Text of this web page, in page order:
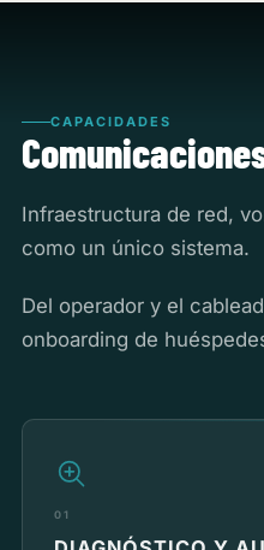
CAPACIDADES
Infraestructura de red,
como un único sistema.
Del operador y el
onboarding de
01